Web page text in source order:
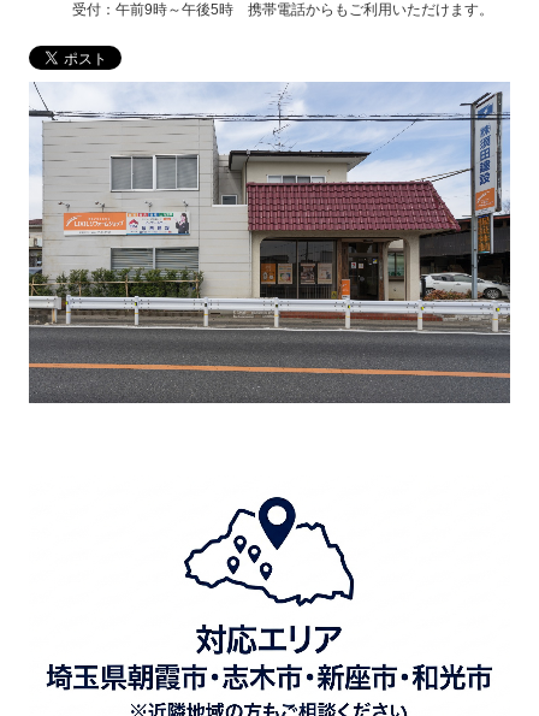
霊園のご案内
メモリアルガーデン朝霞
メモリアルガーデン新座
和光聖地霊苑
春日部浄園
不動産のご案内
受付：午前9時～午後5時 携帯電話からもご利用いただけます。